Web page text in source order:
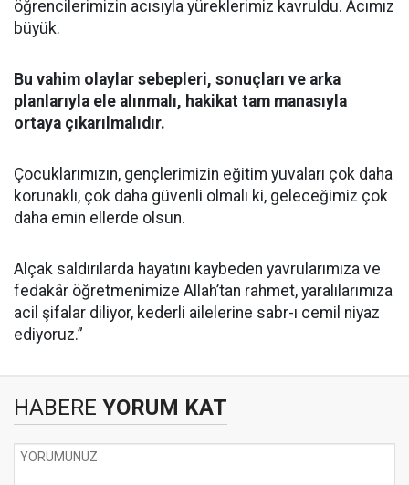
öğrencilerimizin acısıyla yüreklerimiz kavruldu. Acımız
büyük.
Bu vahim olaylar sebepleri, sonuçları ve arka
planlarıyla ele alınmalı, hakikat tam manasıyla
ortaya çıkarılmalıdır.
Çocuklarımızın, gençlerimizin eğitim yuvaları çok daha
korunaklı, çok daha güvenli olmalı ki, geleceğimiz çok
daha emin ellerde olsun.
Alçak saldırılarda hayatını kaybeden yavrularımıza ve
fedakâr öğretmenimize Allah’tan rahmet, yaralılarımıza
acil şifalar diliyor, kederli ailelerine sabr-ı cemil niyaz
ediyoruz.”
HABERE YORUM KAT